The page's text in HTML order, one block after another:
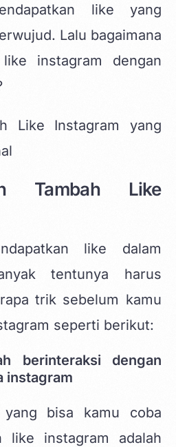
like yang
Lalu bagaimana
instagram dengan
Tambah Like
like dalam
tentunya harus
trik sebelum kamu
seperti berikut:
berinteraksi dengan
instagram
bisa kamu coba
like instagram adalah